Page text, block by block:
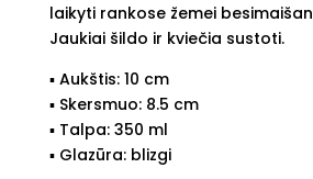
laikyti rankose žemei
Jaukiai šildo ir kviečia sustoti.
▪︎ Aukštis: 10 cm
▪︎ Skersmuo: 8.5 cm
▪︎ Talpa: 350 ml
▪︎ Glazūra: blizgi